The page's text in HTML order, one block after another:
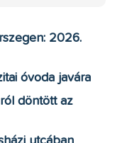
2026.
óvoda javára
döntött az